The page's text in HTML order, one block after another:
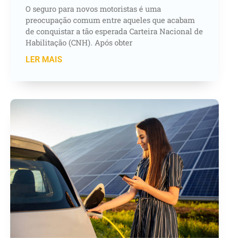
O seguro para novos motoristas é uma
preocupação comum entre aqueles que acabam
de conquistar a tão esperada Carteira Nacional de
Habilitação (CNH). Após obter
LER MAIS